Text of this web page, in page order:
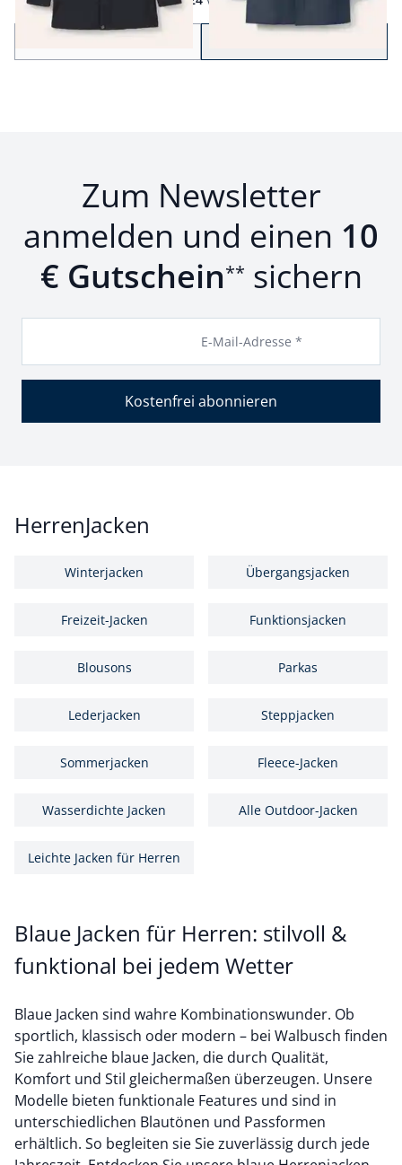
Zum Newsletter
anmelden und einen 10
€ Gutschein** sichern
E-Mail-Adresse *
Kostenfrei abonnieren
HerrenJacken
Winterjacken Übergangsjacken
Freizeit-Jacken Funktionsjacken
Blousons Parkas
Lederjacken Steppjacken
Sommerjacken Fleece-Jacken
Wasserdichte Jacken Alle Outdoor-Jacken
Leichte Jacken für Herren
Blaue Jacken für Herren: stilvoll &
funktional bei jedem Wetter
Blaue Jacken sind wahre Kombinationswunder. Ob
sportlich, klassisch oder modern – bei Walbusch finden
Sie zahlreiche blaue Jacken, die durch Qualität,
Komfort und Stil gleichermaßen überzeugen. Unsere
Modelle bieten funktionale Features und sind in
unterschiedlichen Blautönen und Passformen
erhältlich. So begleiten sie Sie zuverlässig durch jede